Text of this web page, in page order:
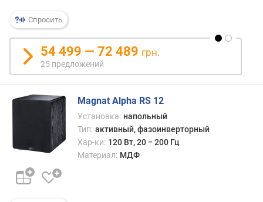
н
.
ч
а
с
т
о
Г
)
Спросить
54 499 — 72 489 грн.
25 предложений
Magnat Alpha RS 12
Установка: напольный
Тип: активный, фазоинверторный
Хар-ки: 120 Вт, 20 − 200 Гц
Материал: МДФ